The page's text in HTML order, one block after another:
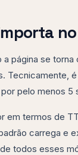
página se
Tecnicamente,
pelo menos 5
em termos de
carrega e
todos esses